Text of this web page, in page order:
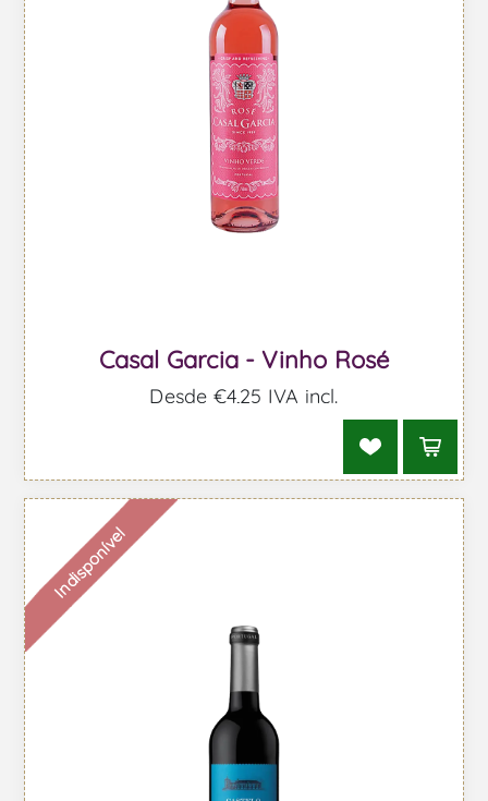
Casal Garcia - Vinho Rosé
Desde €4,25 IVA incl.
Indisponível